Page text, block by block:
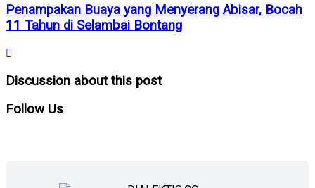
Penampakan Buaya yang Menyerang Abisar, Bocah
11 Tahun di Selambai Bontang
Discussion about this post
FollowUs